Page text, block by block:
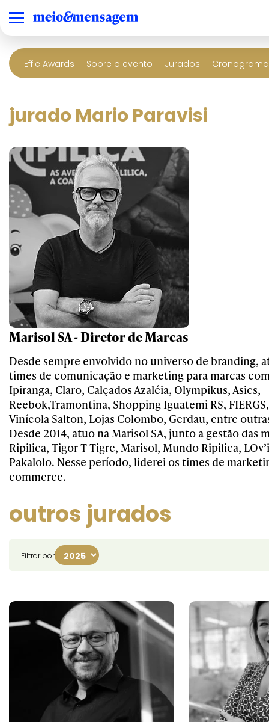
Effie Awards Sobre o evento Jurados
jurado Mario Paravisi
Marisol SA - Diretor de Marcas
Desde sempre envolvido no universo de branding,
times de comunicação e marketing para marcas
Ipiranga, Claro, Calçados Azaléia, Olympikus, Asics,
Reebok,Tramontina, Shopping Iguatemi RS,
Vinícola Salton, Lojas Colombo, Gerdau, entre
Desde 2014, atuo na Marisol SA, junto a gestão das
Ripilica, Tigor T Tigre, Marisol, Mundo Ripilica,
Pakalolo. Nesse período, liderei os times de
commerce.
outros jurados
Filtrar por